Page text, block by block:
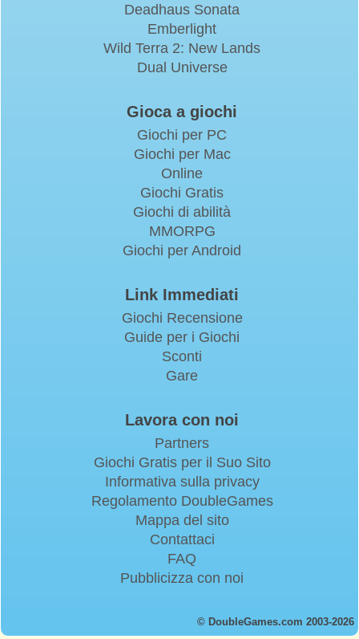
Deadhaus Sonata
Emberlight
Wild Terra 2: New Lands
Dual Universe
Gioca a giochi
Giochi per PC
Giochi per Mac
Online
Giochi Gratis
Giochi di abilità
MMORPG
Giochi per Android
Link Immediati
Giochi Recensione
Guide per i Giochi
Sconti
Gare
Lavora con noi
Partners
Giochi Gratis per il Suo Sito
Informativa sulla privacy
Regolamento DoubleGames
Mappa del sito
Contattaci
FAQ
Pubblicizza con noi
© DoubleGames.com 2003-2026